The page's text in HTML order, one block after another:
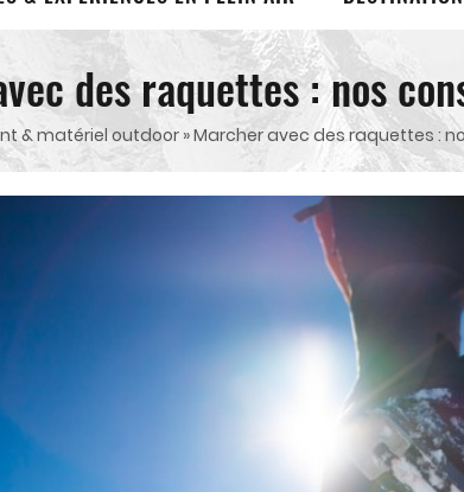
des raquettes : nos
& matériel outdoor »Marcher avec des raquettes :